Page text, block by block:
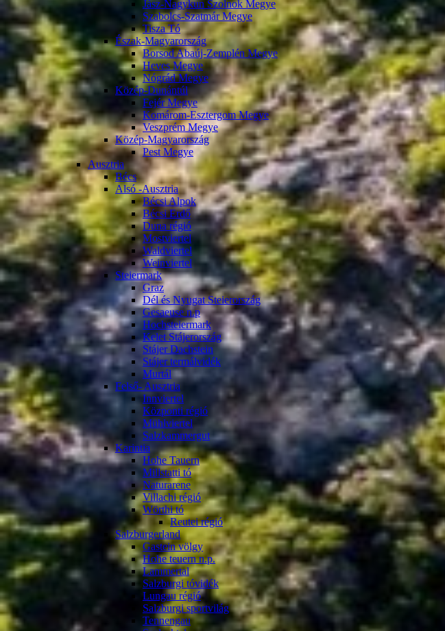
Jász-Nagykun Szolnok Megye
Szabolcs-Szatmár Megye
Tisza Tó
Észak-Magyarország
Borsod Abaúj-Zemplén Megye
Heves Megye
Nógrád Megye
Közép-Dunántúl
Fejér Megye
Komárom-Esztergom Megye
Veszprém Megye
Közép-Magyarország
Pest Megye
Ausztria
Bécs
Alsó -Ausztria
Bécsi Alpok
Bécsi Erdő
Duna régió
Mostviertel
Waldviertel
Weinviertel
Steiermark
Graz
Dél és Nyugat Steierország
Gesaeuse n.p
Hochsteiermark
Kelet Stájerország
Stájer Dachstein
Stájer termálvidék
Murtál
Felső- Ausztria
Innviertel
Központi régió
Mühlviertel
Salzkammergut
Karintia
Hohe Tauern
Millstatti tó
Naturarene
Villachi régió
Wörthi tó
Reutei régió
Salzburgerland
Gastein völgy
Hohe teuern n.p.
Lammertal
Salzburgi tóvidék
Lungau régió
Salzburgi sportvilág
Tennengau